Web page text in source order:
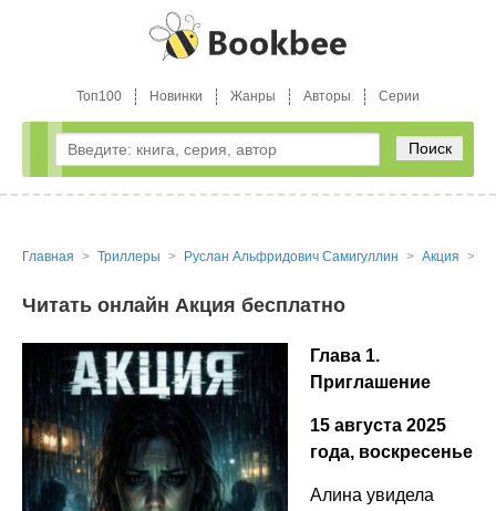
Топ100 Новинки Жанры Авторы Серии
Поиск
Главная Триллеры Руслан Альфридович Самигуллин Акция
Читать онлайн Акция бесплатно
Глава 1.
Приглашение
15 августа 2025
года, воскресенье
Алина увидела